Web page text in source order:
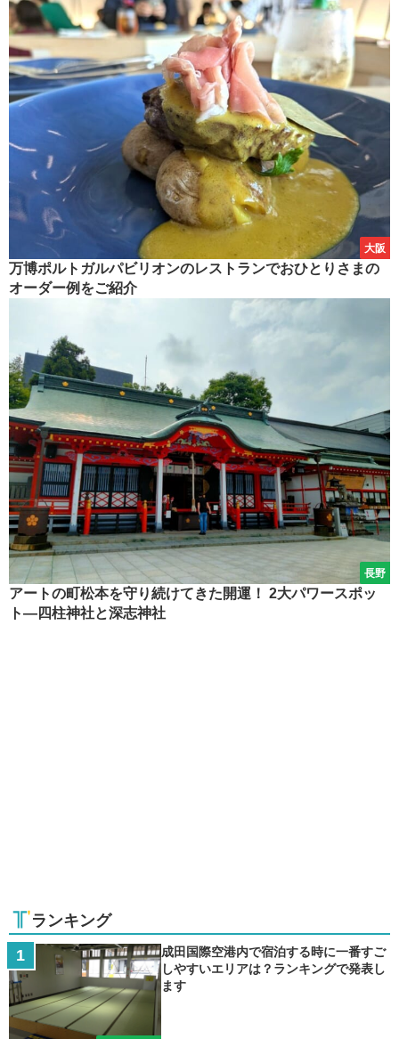
大阪
万博ポルトガルパビリオンのレストランでおひとりさまの
オーダー例をご紹介
長野
アートの町松本を守り続けてきた開運！ 2大パワースポッ
ト―四柱神社と深志神社
ランキング
成田国際空港内で宿泊する時に一番すご
しやすいエリアは？ランキングで発表し
ます